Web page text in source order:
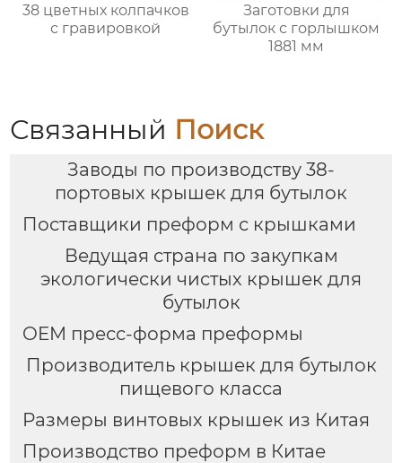
38 цветных колпачков
с гравировкой
Заготовки для
бутылок с горлышком
1881 мм
Связанный Поиск
Заводы по производству 38-
портовых крышек для бутылок
Поставщики преформ с крышками
Ведущая страна по закупкам
экологически чистых крышек для
бутылок
OEM пресс-форма преформы
Производитель крышек для бутылок
пищевого класса
Размеры винтовых крышек из Китая
Производство преформ в Китае